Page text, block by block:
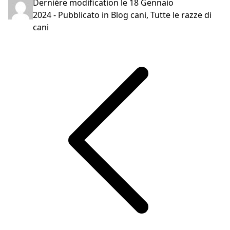
Dernière modification le 18 Gennaio
2024- Pubblicato in Blog cani, Tutte le razze di
cani